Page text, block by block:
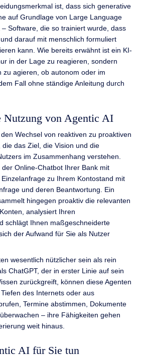
ist, dass sich generative
auf Grundlage von Large Language
Software, die so trainiert wurde, dass
darauf mit menschlich formuliert
kann. Wie bereits erwähnt ist ein KI-
in der Lage zu reagieren, sondern
zu agieren, ob autonom oder im
Fall ohne ständige Anleitung durch
Nutzung von Agentic AI
Wechsel von reaktiven zu proaktiven
das Ziel, die Vision und die
im Zusammenhang verstehen.
Online-Chatbot Ihrer Bank mit
zu Ihrem Kontostand mit
und deren Beantwortung. Ein
hingegen proaktiv die relevanten
analysiert Ihren
schlägt Ihnen maßgeschneiderte
der Aufwand für Sie als Nutzer
wesentlich nützlicher sein als rein
ChatGPT, der in erster Linie auf sein
zurückgreift, können diese Agenten
des Internets oder aus
Termine abstimmen, Dokumente
– ihre Fähigkeiten gehen
weit hinaus.
AI für Sie tun